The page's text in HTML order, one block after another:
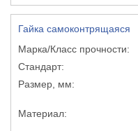
Гайка самоконтрящаяся